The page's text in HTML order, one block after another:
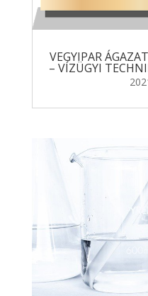
VEGYIPAR
– VÍZÜGYI